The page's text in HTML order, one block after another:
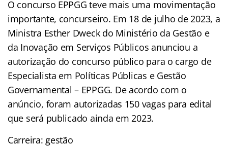
O concurso EPPGG teve mais uma movimentação
importante, concurseiro. Em 18 de julho de 2023, a
Ministra Esther Dweck do Ministério da Gestão e
da Inovação em Serviços Públicos anunciou a
autorização do concurso público para o cargo de
Especialista em Políticas Públicas e Gestão
Governamental – EPPGG. De acordo com o
anúncio, foram autorizadas 150 vagas para edital
que será publicado ainda em 2023.
Carreira: gestão